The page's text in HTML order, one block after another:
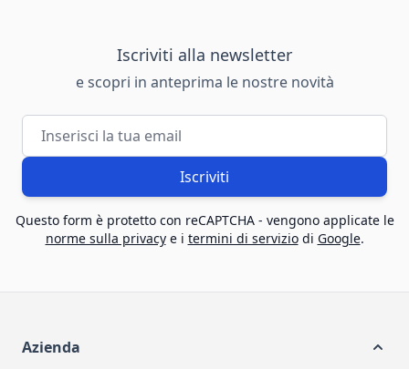
Iscriviti alla newsletter
e scopri in anteprima le nostre novità
Indirizzo email
Iscriviti
Questo form è protetto con reCAPTCHA - vengono applicate le
norme sulla privacye i termini di serviziodi Google.
Azienda